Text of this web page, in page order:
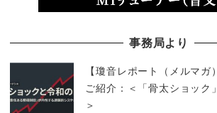
事務局より
【瓊音レポート（メルマ
ご紹介：＜「骨太ショック
＞